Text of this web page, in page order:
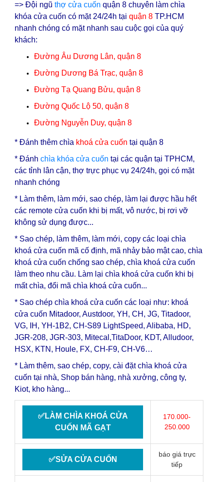
=> Đội ngũ thợ cửa cuốn quận 8 chuyên làm chìa
khóa cửa cuốn có mặt 24/24h tại quận 8 TP.HCM
nhanh chóng có mặt nhanh sau cuộc gọi của quý
khách:
Đường Âu Dương Lân, quận 8
Đường Dương Bá Trạc, quận 8
Đường Tạ Quang Bửu, quận 8
Đường Quốc Lộ 50, quận 8
Đường Nguyễn Duy, quận 8
* Đánh thêm chìa khoá cửa cuốn tại quận 8
* Đánh chìa khóa cửa cuốn tại các quận tại TPHCM,
các tỉnh lân cận, thợ trực phục vụ 24/24h, gọi có mặt
nhanh chóng
* Làm thêm, làm mới, sao chép, làm lại được hầu hết
các remote cửa cuốn khi bị mất, vô nước, bị rơi vỡ
không sử dụng được...
* Sao chép, làm thêm, làm mới, copy các loại chìa
khoá cửa cuốn mã cố định, mã nhảy bảo mật cao, chìa
khoá cửa cuốn chống sao chép, chìa khoá cửa cuốn
làm theo nhu cầu. Làm lại chìa khoá cửa cuốn khi bị
mất chìa, đổi mã chìa khoá cửa cuốn...
* Sao chép chìa khoá cửa cuốn các loại như: khoá
cửa cuốn Mitadoor, Austdoor, YH, CH, JG, Titadoor,
VG, IH, YH-1B2, CH-S89 LightSpeed, Alibaba, HD,
JGR-208, JGR-303, Mitecal,TitaDoor, KDT, Alludoor,
HSX, KTN, Houle, FX, CH-F9, CH-V6…
* Làm thêm, sao chép, copy, cài đặt chìa khoá cửa
cuốn tại nhà, Shop bán hàng, nhà xưởng, công ty,
Kiot, kho hàng...
✅LÀM CHÌA KHOÁ CỬA
CUỐN MÃ GẠT
170.000-
250.000
✅SỬA CỬA CUỐN
báo giá trực
tiếp